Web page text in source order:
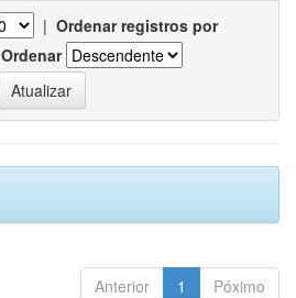
| Ordenar registros por
Ordenar
Anterior 1 Póximo